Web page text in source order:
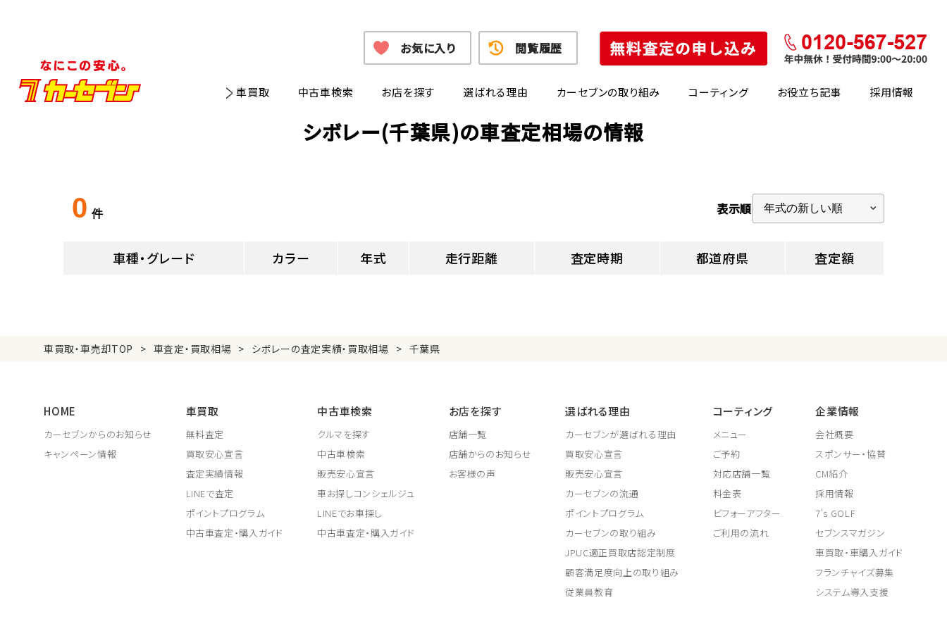
車買取 中古車検索 お店を探す 選ばれる理由 カーセブンの取り組み コーティング お役立ち記事 採用情報
お気に入り 閲覧履歴
シボレー(千葉県)の車査定相場の情報
0 件 表示順
車種・グレード カラー 年式 走行距離 査定時期 都道府県 査定額
車買取・車売却TOP 車査定・買取相場 シボレーの査定実績・買取相場 千葉県
HOME
カーセブンからのお知らせ
キャンペーン情報
車買取
無料査定
買取安心宣言
査定実績情報
LINEで査定
ポイントプログラム
中古車査定・購入ガイド
中古車検索
クルマを探す
中古車検索
販売安心宣言
車お探しコンシェルジュ
LINEでお車探し
中古車査定・購入ガイド
お店を探す
店舗一覧
店舗からのお知らせ
お客様の声
選ばれる理由
カーセブンが選ばれる理由
買取安心宣言
販売安心宣言
カーセブンの流通
ポイントプログラム
カーセブンの取り組み
JPUC適正買取店認定制度
顧客満足度向上の取り組み
従業員教育
コーティング
メニュー
ご予約
対応店舗一覧
料金表
ビフォーアフター
ご利用の流れ
企業情報
会社概要
スポンサー・協賛
CM紹介
採用情報
7's GOLF
セブンスマガジン
車買取・車購入ガイド
フランチャイズ募集
システム導入支援